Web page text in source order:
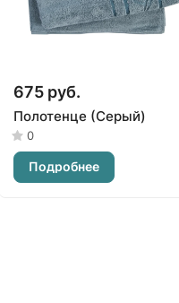
675 руб.
Полотенце (Серый)
0
Подробнее